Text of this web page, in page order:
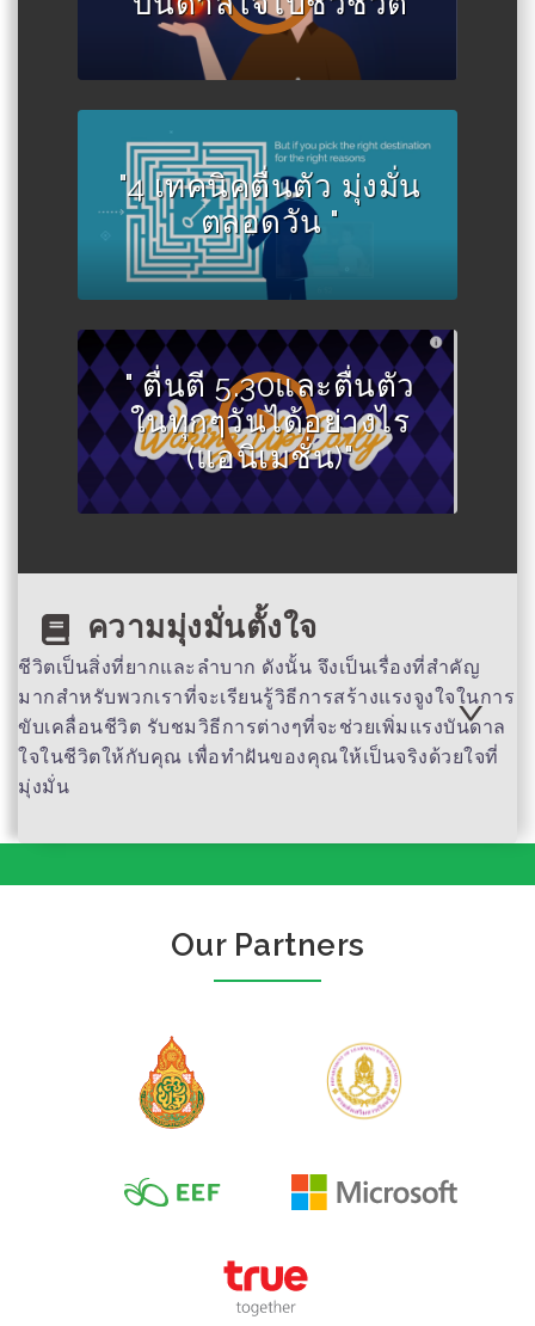
"4 เทคนิคตื่นตัว มุ่งมั่น
ตลอดวัน "
" ตื่นตี 5.30และตื่นตัว
ในทุกๆวันได้อย่างไร
(แอนิเมชั่น)"
ความมุ่งมั่นตั้งใจ
ชีวิตเป็นสิ่งที่ยากและลำบาก ดังนั้น จึงเป็นเรื่องที่สำคัญ
มากสำหรับพวกเราที่จะเรียนรู้วิธีการสร้างแรงจูงใจในการ
ขับเคลื่อนชีวิต รับชมวิธีการต่างๆที่จะช่วยเพิ่มแรงบันดาล
ใจในชีวิตให้กับคุณ เพื่อทำฝันของคุณให้เป็นจริงด้วยใจที่
มุ่งมั่น
คนสำเร็จ เขาคิดแบบ
นี้
ฝันให้บ้าที่สุด
Our Partners